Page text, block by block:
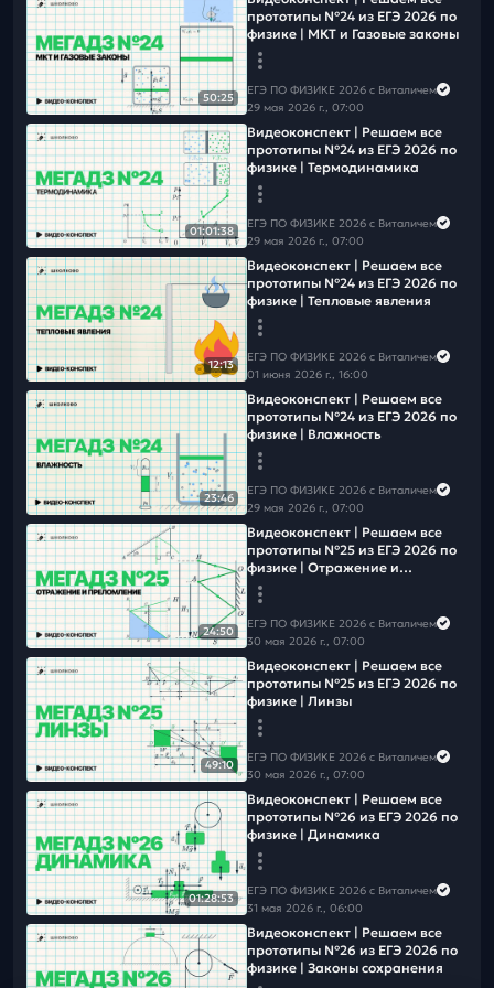
рассылку
Больше полезного и интересного смотри в ТГ и ВК👇
📲ВК
📲ТГ
📲Канал в MAX
50:25
прототипы №24 из ЕГЭ 2026 по
физике | МКТ и Газовые законы
ЕГЭ ПО ФИЗИКЕ 2026 с Виталичем
29 мая 2026 г., 07:00
01:01:38
Видеоконcпект | Решаем все
прототипы №24 из ЕГЭ 2026 по
физике | Термодинамика
ЕГЭ ПО ФИЗИКЕ 2026 с Виталичем
29 мая 2026 г., 07:00
12:13
Видеоконcпект | Решаем все
прототипы №24 из ЕГЭ 2026 по
физике | Тепловые явления
ЕГЭ ПО ФИЗИКЕ 2026 с Виталичем
01 июня 2026 г., 16:00
23:46
Видеоконcпект | Решаем все
прототипы №24 из ЕГЭ 2026 по
физике | Влажность
ЕГЭ ПО ФИЗИКЕ 2026 с Виталичем
29 мая 2026 г., 07:00
24:50
Видеоконcпект | Решаем все
прототипы №25 из ЕГЭ 2026 по
физике | Отражение и
преломление
ЕГЭ ПО ФИЗИКЕ 2026 с Виталичем
30 мая 2026 г., 07:00
49:10
Видеоконcпект | Решаем все
прототипы №25 из ЕГЭ 2026 по
физике | Линзы
ЕГЭ ПО ФИЗИКЕ 2026 с Виталичем
30 мая 2026 г., 07:00
01:28:53
Видеоконcпект | Решаем все
прототипы №26 из ЕГЭ 2026 по
физике | Динамика
ЕГЭ ПО ФИЗИКЕ 2026 с Виталичем
31 мая 2026 г., 06:00
Видеоконcпект | Решаем все
прототипы №26 из ЕГЭ 2026 по
физике | Законы сохранения